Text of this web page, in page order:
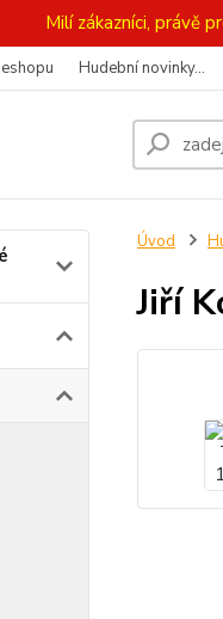
Milí zákazníci, právě
Hudební novinky...
Úvod
Jiří